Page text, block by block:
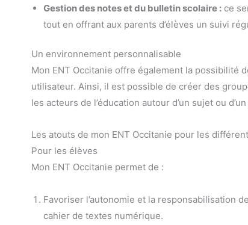
Gestion des notes et du bulletin scolaire : ce
tout en offrant aux parents d’élèves un suivi
Un environnement personnalisable
Mon ENT Occitanie offre également la possibilité
utilisateur. Ainsi, il est possible de créer des
les acteurs de l’éducation autour d’un sujet ou
Les atouts de mon ENT Occitanie pour les
Pour les élèves
Mon ENT Occitanie permet de :
Favoriser l’autonomie et la responsabilisation
cahier de textes numérique.